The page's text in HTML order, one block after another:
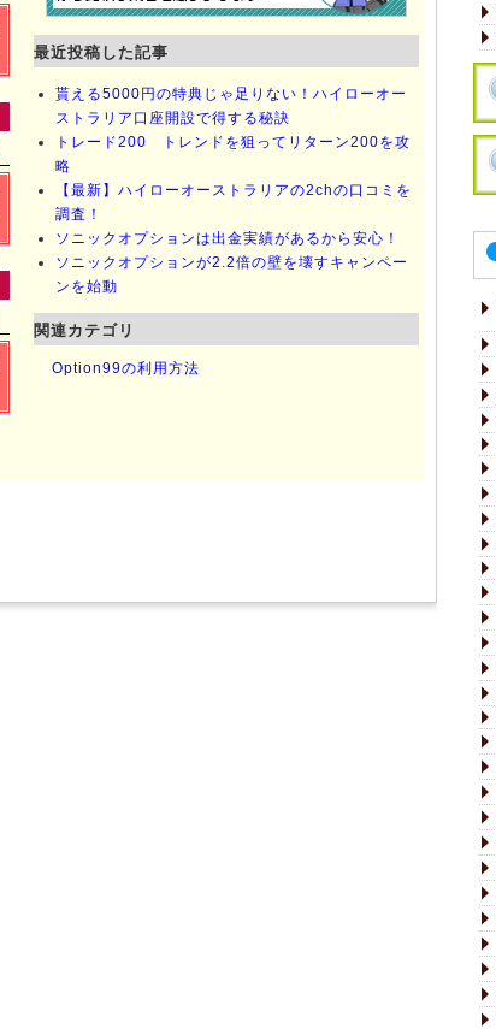
最近投稿した記事
貰える5000円の特典じゃ足りない！ハイローオー
ストラリア口座開設で得する秘訣
トレード200 トレンドを狙ってリターン200を攻
略
【最新】ハイローオーストラリアの2chの口コミを
調査！
ソニックオプションは出金実績があるから安心！
ソニックオプションが2.2倍の壁を壊すキャンペー
ンを始動
関連カテゴリ
Option99の利用方法